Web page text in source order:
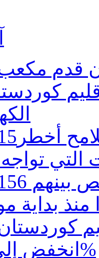
توريد 100 مليون قدم
15كارثة بيئية ومناخية
التي
حرائق فرنسا.. توقيف 402 شخص
منذ بداية
انخفض إلى أقل من 10%